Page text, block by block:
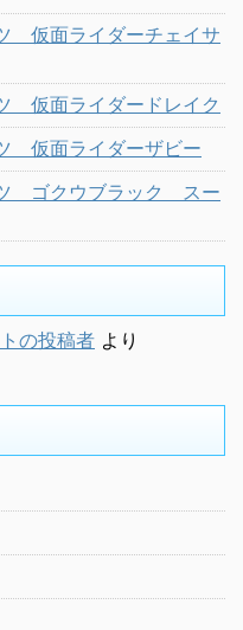
仮面ライダーチェイサ
仮面ライダードレイク
仮面ライダーザビー
ツ ゴクウブラック スー
の投稿者 より